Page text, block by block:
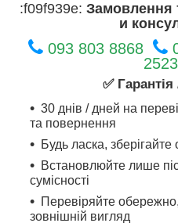
:f09f939e: Замовлення
и
093 803 8868
✅
30 днів / дней на
та повернення
Будь ласка, зберігайте
Встановлюйте лише
сумісності
Перевіряйте
зовнішній вигляд